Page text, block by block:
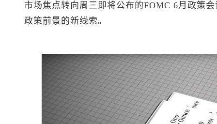
市场焦点转向周三即将公布的FOMC 6月政策
政策前景的新线索。